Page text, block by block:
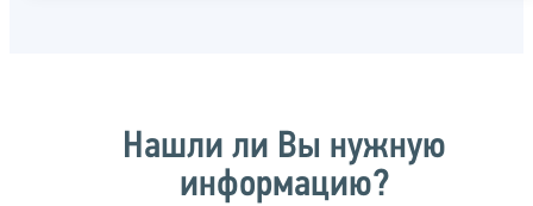
Нашли ли Вы нужную
информацию?